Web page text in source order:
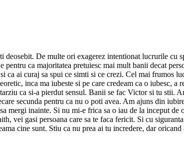
De multe ori exagerez intentionat lucrurile cu
ca majoritatea pretuiesc mai mult banii decat
ai curaj sa spui ce simti si ce crezi. Cel mai frumos
inca ma iubeste si pe care credeam ca o iubesc, a
ca si-a pierdut sensul. Banii se fac Victor si tu stii.
secunda pentru ca nu o poti avea. Am ajuns din
mergi inainte. Si nu mi-e frica sa o iau de la inceput
vei gasi persoana care sa te faca fericit. Si cu
cine sunt. Stiu ca nu prea ai tu incredere, dar